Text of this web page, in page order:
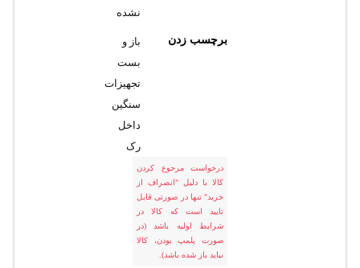
نشده
برچسب زدن
باز و
بست
تجهیزات
سنگین
داخل
رک
درخواست مرجوع کردن
کالا با دلیل "انصراف از
خرید" تنها در صورتی قابل
تایید است که کالا در
شرایط اولیه باشد (در
صورت پلمپ بودن، کالا
نباید باز شده باشد).